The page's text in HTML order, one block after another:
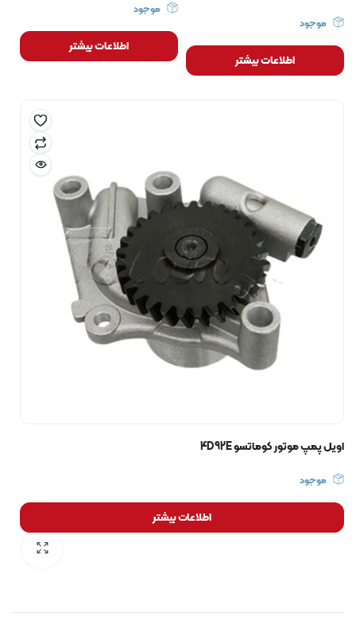
موجود
اطلاعات بیشتر
موجود
اطلاعات بیشتر
اویل پمپ موتور کوماتسو 4D92E
موجود
اطلاعات بیشتر